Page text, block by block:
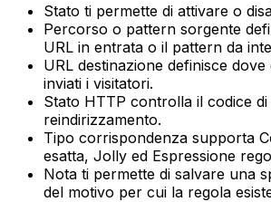
Stato ti permette di attivare o
Percorso o pattern sorgente
URL in entrata o il pattern da
URL destinazione definisce
inviati i visitatori.
Stato HTTP controlla il codice
reindirizzamento.
Tipo corrispondenza supporta
esatta, Jolly ed Espressione
Nota ti permette di salvare una
del motivo per cui la regola